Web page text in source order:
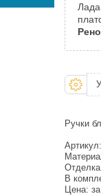
Ручки
В
Цена: